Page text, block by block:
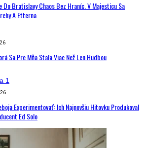
Do Bratislavy Chaos Bez Hraníc. V Majesticu Sa
A Etterna
Sa Pre Mňa Stala Viac Než Len Hudbou
Experimentovať: Ich Najnovšiu Hitovku Produkoval
Ed Solo